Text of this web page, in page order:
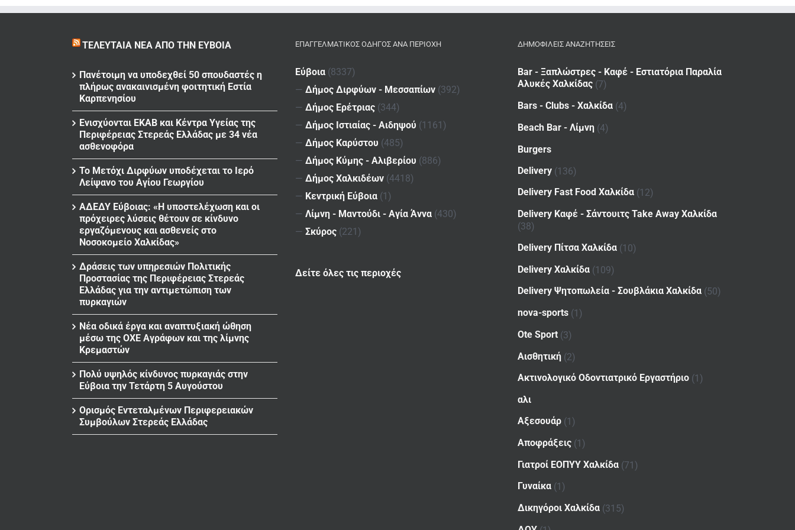
ΤΕΛΕΥΤΑΊΑ ΝΈΑ ΑΠΌ ΤΗΝ ΕΎΒΟΙΑ
Πανέτοιμη να υποδεχθεί 50 σπουδαστές η
πλήρως ανακαινισμένη φοιτητική Εστία
Καρπενησίου
Ενισχύονται ΕΚΑΒ και Κέντρα Υγείας της
Περιφέρειας Στερεάς Ελλάδας με 34 νέα
ασθενοφόρα
Το Μετόχι Διρφύων υποδέχεται το Ιερό
Λείψανο του Αγίου Γεωργίου
ΑΔΕΔΥ Εύβοιας: «Η υποστελέχωση και οι
πρόχειρες λύσεις θέτουν σε κίνδυνο
εργαζόμενους και ασθενείς στο
Νοσοκομείο Χαλκίδας»
Δράσεις των υπηρεσιών Πολιτικής
Προστασίας της Περιφέρειας Στερεάς
Ελλάδας για την αντιμετώπιση των
πυρκαγιών
Νέα οδικά έργα και αναπτυξιακή ώθηση
μέσω της ΟΧΕ Αγράφων και της λίμνης
Κρεμαστών
Πολύ υψηλός κίνδυνος πυρκαγιάς στην
Εύβοια την Τετάρτη 5 Αυγούστου
Ορισμός Εντεταλμένων Περιφερειακών
Συμβούλων Στερεάς Ελλάδας
ΕΠΑΓΓΕΛΜΑΤΙΚΌΣ ΟΔΗΓΌΣ ΑΝΆ ΠΕΡΙΟΧΉ
Εύβοια (8337)
— Δήμος Διρφύων - Μεσσαπίων (392)
— Δήμος Ερέτριας (344)
— Δήμος Ιστιαίας - Αιδηψού (1161)
— Δήμος Καρύστου (485)
— Δήμος Κύμης - Αλιβερίου (886)
— Δήμος Χαλκιδέων (4418)
— Κεντρική Εύβοια (1)
— Λίμνη - Μαντούδι - Αγία Άννα (430)
— Σκύρος (221)
Δείτε όλες τις περιοχές
ΔΗΜΟΦΙΛΕΙΣ ΑΝΑΖΗΤΗΣΕΙΣ
Bar - Ξαπλώστρες - Καφέ - Εστιατόρια Παραλία
Αλυκές Χαλκίδας (7)
Bars - Clubs - Χαλκίδα (4)
Beach Bar - Λίμνη (4)
Burgers
Delivery (136)
Delivery Fast Food Χαλκίδα (12)
Delivery Καφέ - Σάντουιτς Take Away Χαλκίδα
(38)
Delivery Πίτσα Χαλκίδα (10)
Delivery Χαλκίδα (109)
Delivery Ψητοπωλεία - Σουβλάκια Χαλκίδα (50)
nova-sports (1)
Ote Sport (3)
Αισθητική (2)
Ακτινολογικό Οδοντιατρικό Εργαστήριο (1)
αλι
Αξεσουάρ (1)
Αποφράξεις (1)
Γιατροί ΕΟΠΥΥ Χαλκίδα (71)
Γυναίκα (1)
Δικηγόροι Χαλκίδα (315)